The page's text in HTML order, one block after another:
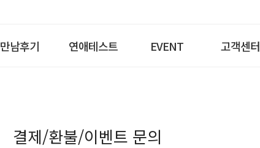
만남후기 연애테스트 EVENT 고객센터
결제/환불/이벤트 문의